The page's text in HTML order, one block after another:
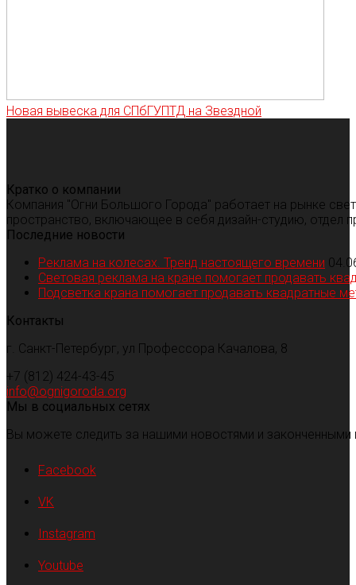
Новая вывеска для СПбГУПТД на Звездной
Кратко о компании
Компания "Огни Большого Города" работает на рынке
пространство, включающее в себя дизайн-студию, отдел
Последние новости
Реклама на колесах. Тренд настоящего времени
Световая реклама на кране помогает продавать
Подсветка крана помогает продавать квадратные
Контакты
г. Санкт-Петербург, ул Профессора Качалова, 8
+7 (812) 424-43-45
info@ognigoroda.org
Мы в социальных сетях
Вы можете следить за нашими новостями и
Facebook
VK
Instagram
Youtube